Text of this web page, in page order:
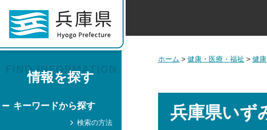
情報を探す
キーワードから探す
検索の方法
ホーム > 健康・医療・福祉 > 健康
兵庫県いず